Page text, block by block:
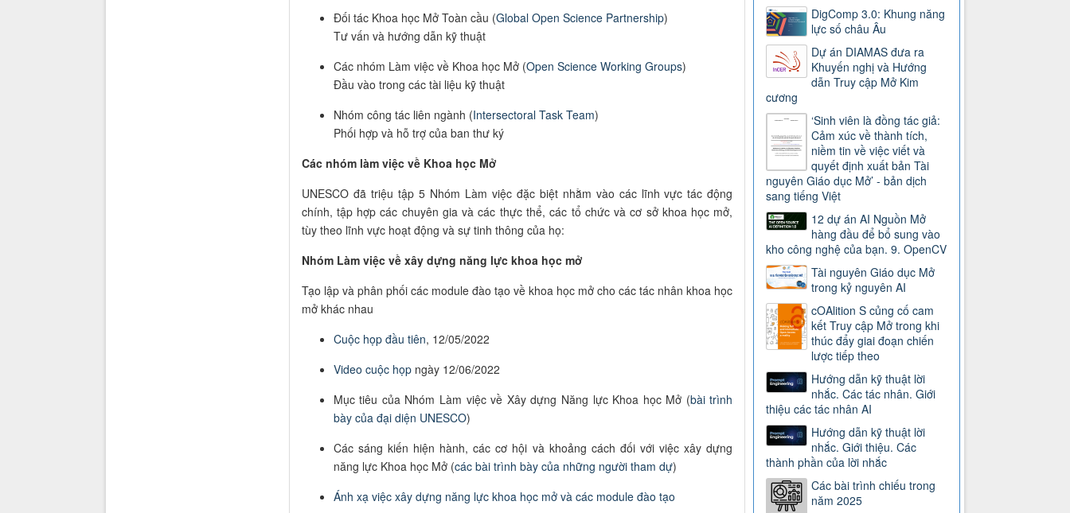
Đối tác Khoa học Mở Toàn cầu (Global Open Science Partnership)
Tư vấn và hướng dẫn kỹ thuật
Các nhóm Làm việc về Khoa học Mở (Open Science Working Groups)
Đầu vào trong các tài liệu kỹ thuật
Nhóm công tác liên ngành (Intersectoral Task Team)
Phối hợp và hỗ trợ của ban thư ký
Các nhóm làm việc về Khoa học Mở
UNESCO đã triệu tập 5 Nhóm Làm việc đặc biệt nhằm vào các lĩnh vực tác động
chính, tập hợp các chuyên gia và các thực thể, các tổ chức và cơ sở khoa học mở,
tùy theo lĩnh vực hoạt động và sự tinh thông của họ:
Nhóm Làm việc về xây dựng năng lực khoa học mở
Tạo lập và phân phối các module đào tạo về khoa học mở cho các tác nhân khoa học
mở khác nhau
Cuộc họp đầu tiên, 12/05/2022
Video cuộc họpngày 12/06/2022
Mục tiêu của Nhóm Làm việc về Xây dựng Năng lực Khoa học Mở (bài trình
bày của đại diện UNESCO)
Các sáng kiến hiện hành, các cơ hội và khoảng cách đối với việc xây dựng
năng lực Khoa học Mở (các bài trình bày của những người tham dự)
Ánh xạ việc xây dựng năng lực khoa học mở và các module đào tạo
DigComp 3.0: Khung năng
lực số châu Âu
Dự án DIAMAS đưa ra
Khuyến nghị và Hướng
dẫn Truy cập Mở Kim
cương
‘Sinh viên là đồng tác giả:
Cảm xúc về thành tích,
niềm tin về việc viết và
quyết định xuất bản Tài
nguyên Giáo dục Mở’ - bản dịch
sang tiếng Việt
12 dự án AI Nguồn Mở
hàng đầu để bổ sung vào
kho công nghệ của bạn. 9. OpenCV
Tài nguyên Giáo dục Mở
trong kỷ nguyên AI
cOAlition S củng cố cam
kết Truy cập Mở trong khi
thúc đẩy giai đoạn chiến
lược tiếp theo
Hướng dẫn kỹ thuật lời
nhắc. Các tác nhân. Giới
thiệu các tác nhân AI
Hướng dẫn kỹ thuật lời
nhắc. Giới thiệu. Các
thành phần của lời nhắc
Các bài trình chiếu trong
năm 2025